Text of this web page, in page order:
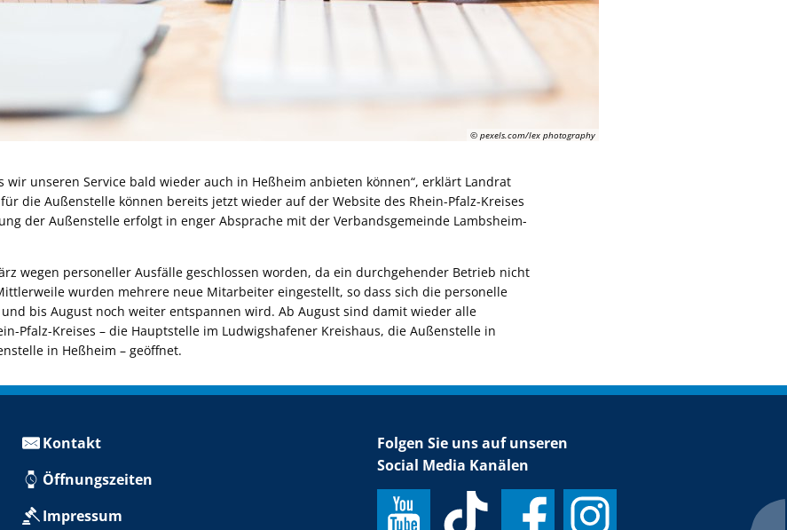
© pexels.com/lex photography
wir unseren Service bald wieder auch in Heßheim anbieten können“, erklärt Landrat
die Außenstelle können bereits jetzt wieder auf der Website des Rhein-Pfalz-Kreises
der Außenstelle erfolgt in enger Absprache mit der Verbandsgemeinde Lambsheim-
wegen personeller Ausfälle geschlossen worden, da ein durchgehender Betrieb nicht
wurden mehrere neue Mitarbeiter eingestellt, so dass sich die personelle
bis August noch weiter entspannen wird. Ab August sind damit wieder alle
Pfalz-Kreises – die Hauptstelle im Ludwigshafener Kreishaus, die Außenstelle in
in Heßheim – geöffnet.
Kontakt
Öffnungszeiten
Impressum
Folgen Sie uns auf unseren
Social Media Kanälen